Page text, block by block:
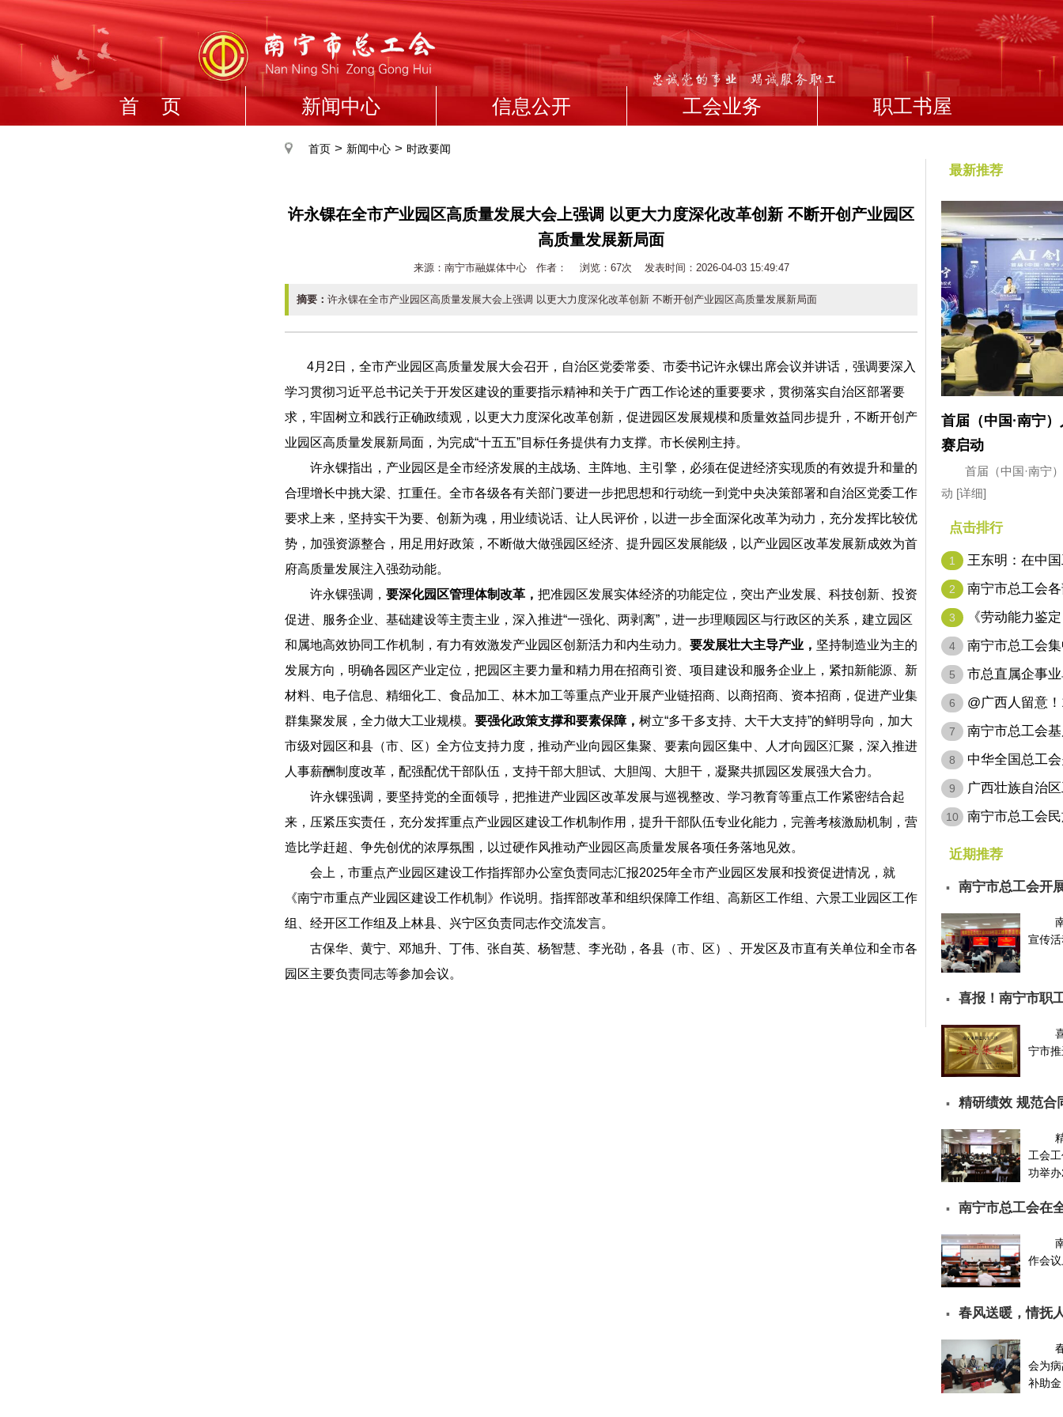
首 页 新闻中心 信息公开 工会业务 职工书屋
首页 > 新闻中心 > 时政要闻
许永锞在全市产业园区高质量发展大会上强调 以更大力度深化改革创新 不断开创产业园区
高质量发展新局面
来源：南宁市融媒体中心 作者： 浏览： 67次 发表时间：2026-04-03 15:49:47
摘要： 许永锞在全市产业园区高质量发展大会上强调 以更大力度深化改革创新 不断开创产业园区高质量发展新局面
4月2日，全市产业园区高质量发展大会召开，自治区党委常委、市委书记许永锞出席会议并讲话，强调要深入
学习贯彻习近平总书记关于开发区建设的重要指示精神和关于广西工作论述的重要要求，贯彻落实自治区部署要
求，牢固树立和践行正确政绩观，以更大力度深化改革创新，促进园区发展规模和质量效益同步提升，不断开创产
业园区高质量发展新局面，为完成“十五五”目标任务提供有力支撑。市长侯刚主持。
许永锞指出，产业园区是全市经济发展的主战场、主阵地、主引擎，必须在促进经济实现质的有效提升和量的
合理增长中挑大梁、扛重任。全市各级各有关部门要进一步把思想和行动统一到党中央决策部署和自治区党委工作
要求上来，坚持实干为要、创新为魂，用业绩说话、让人民评价，以进一步全面深化改革为动力，充分发挥比较优
势，加强资源整合，用足用好政策，不断做大做强园区经济、提升园区发展能级，以产业园区改革发展新成效为首
府高质量发展注入强劲动能。
许永锞强调， 要深化园区管理体制改革， 把准园区发展实体经济的功能定位，突出产业发展、科技创新、投资
促进、服务企业、基础建设等主责主业，深入推进“一强化、两剥离”，进一步理顺园区与行政区的关系，建立园区
和属地高效协同工作机制，有力有效激发产业园区创新活力和内生动力。 要发展壮大主导产业， 坚持制造业为主的
发展方向，明确各园区产业定位，把园区主要力量和精力用在招商引资、项目建设和服务企业上，紧扣新能源、新
材料、电子信息、精细化工、食品加工、林木加工等重点产业开展产业链招商、以商招商、资本招商，促进产业集
群集聚发展，全力做大工业规模。 要强化政策支撑和要素保障， 树立“多干多支持、大干大支持”的鲜明导向，加大
市级对园区和县（市、区）全方位支持力度，推动产业向园区集聚、要素向园区集中、人才向园区汇聚，深入推进
人事薪酬制度改革，配强配优干部队伍，支持干部大胆试、大胆闯、大胆干，凝聚共抓园区发展强大合力。
许永锞强调，要坚持党的全面领导，把推进产业园区改革发展与巡视整改、学习教育等重点工作紧密结合起
来，压紧压实责任，充分发挥重点产业园区建设工作机制作用，提升干部队伍专业化能力，完善考核激励机制，营
造比学赶超、争先创优的浓厚氛围，以过硬作风推动产业园区高质量发展各项任务落地见效。
会上，市重点产业园区建设工作指挥部办公室负责同志汇报2025年全市产业园区发展和投资促进情况，就
《南宁市重点产业园区建设工作机制》作说明。指挥部改革和组织保障工作组、高新区工作组、六景工业园区工作
组、经开区工作组及上林县、兴宁区负责同志作交流发言。
古保华、黄宁、邓旭升、丁伟、张自英、杨智慧、李光劭，各县（市、区）、开发区及市直有关单位和全市各
园区主要负责同志等参加会议。
最新推荐
首届（中国·南宁
赛启动
首届（中国·南宁
动 [详细]
点击排行
1
王东明：在中
代表…
2 南宁市总工会
3
《劳动能力鉴
病…
4 南宁市总工会
5 市总直属企事
6
@广西人留意
缴费，…
7
南宁市总工会
名…
8
中华全国总工
会…
9
广西壮族自治
定…
10 南宁市总工会
近期推荐
▪ 南宁市总工会开
宣传
▪
喜报！南宁市职
进…
宁市
▪ 精研绩效 规范
工会
功举
▪ 南宁市总工会在
作会
▪
春风送暖，情抚
故…
会为
补助